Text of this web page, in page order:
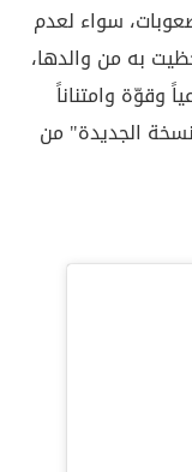
سواء لعدم
به من والدها،
وقوّة وامتناناً
الجديدة" من